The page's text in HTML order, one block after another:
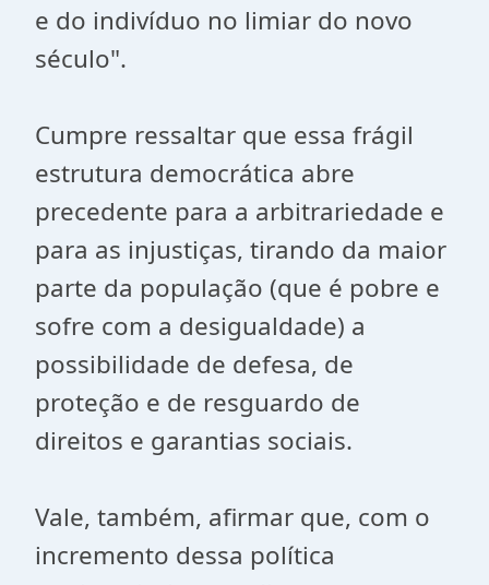
e do indivíduo no limiar do novo
século".
Cumpre ressaltar que essa frágil
estrutura democrática abre
precedente para a arbitrariedade e
para as injustiças, tirando da maior
parte da população (que é pobre e
sofre com a desigualdade) a
possibilidade de defesa, de
proteção e de resguardo de
direitos e garantias sociais.
Vale, também, afirmar que, com o
incremento dessa política